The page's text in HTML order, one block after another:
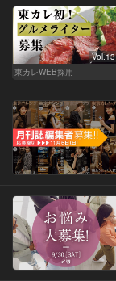
Vol.13
東カレWEB採用